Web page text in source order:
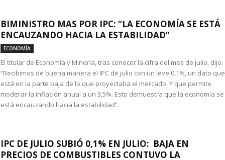
BIMINISTRO MAS POR IPC: “LA ECONOMÍA SE ESTÁ
ENCAUZANDO HACIA LA ESTABILIDAD”
ECONOMÍA
El titular de Economía y Minería, tras conocer la cifra del mes de julio, dijo:
“Recibimos de buena manera el IPC de julio con un leve 0,1%, un dato que
está en la parte baja de lo que proyectaba el mercado. Y que permite
moderar la inflación anual a un 3,5%. Esto demuestra que la economía se
está encauzando hacia la estabilidad”.
IPC DE JULIO SUBIÓ 0,1% EN JULIO: BAJA EN
PRECIOS DE COMBUSTIBLES CONTUVO LA